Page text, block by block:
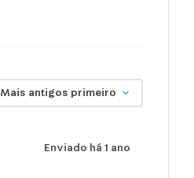
Mais antigos primeiro
Enviado há 1 ano